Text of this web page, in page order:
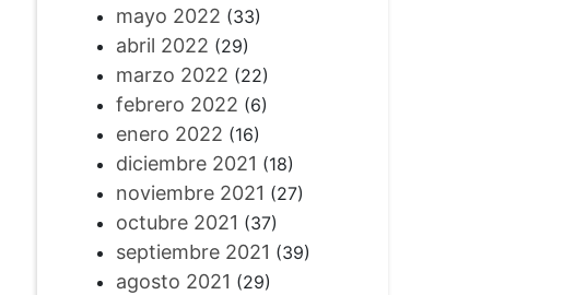
mayo 2022 (33)
abril 2022 (29)
marzo 2022 (22)
febrero 2022 (6)
enero 2022 (16)
diciembre 2021 (18)
noviembre 2021 (27)
octubre 2021 (37)
septiembre 2021 (39)
agosto 2021 (29)